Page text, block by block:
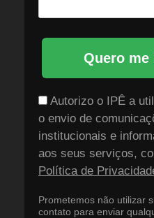
Quero
Autorizo o IPÊ a
o envio de
institucionais e
aos seus serviços,
Política de
Prometemos não utilizar
contato para enviar